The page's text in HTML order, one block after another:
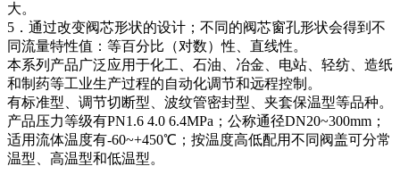
大。
5．通过改变阀芯形状的设计；不同的阀芯窗孔形状会得到不
同流量特性值：等百分比（对数）性、直线性。
本系列产品广泛应用于化工、石油、冶金、电站、轻纺、造纸
和制药等工业生产过程的自动化调节和远程控制。
有标准型、调节切断型、波纹管密封型、夹套保温型等品种。
产品压力等级有PN1.6 4.0 6.4MPa；公称通径DN20~300mm；
适用流体温度有-60~+450℃；按温度高低配用不同阀盖可分常
温型、高温型和低温型。